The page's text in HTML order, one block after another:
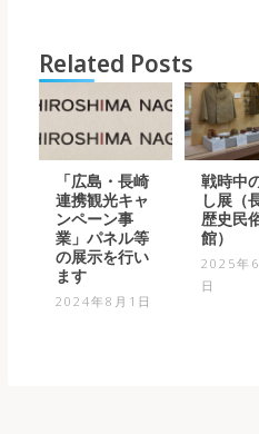
Related Posts
「広島・長崎
連携観光キャ
ンペーン事
業」パネル等
の展示を行い
ます
2024年8月1日
戦時中
し展（
歴史民
館）
2025年
日